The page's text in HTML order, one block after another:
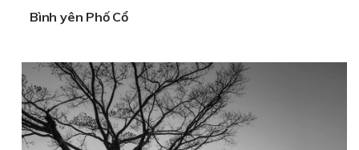
Bình yên Phố Cổ